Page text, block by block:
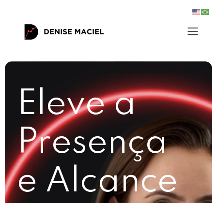
Eleve a
Presença
e Alcance